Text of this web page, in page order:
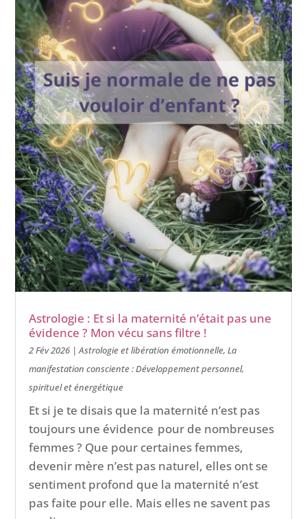
Astrologie : Et si la maternité n’était pas une
évidence ? Mon vécu sans filtre !
2 Fév 2026 |Astrologie et libération émotionnelle,La
manifestation consciente : Développement personnel,
spirituel et énergétique
Et si je te disais que la maternité n’est pas
toujours une évidence pour de nombreuses
femmes ? Que pour certaines femmes,
devenir mère n’est pas naturel, elles ont se
sentiment profond que la maternité n’est
pas faite pour elle. Mais elles ne savent pas